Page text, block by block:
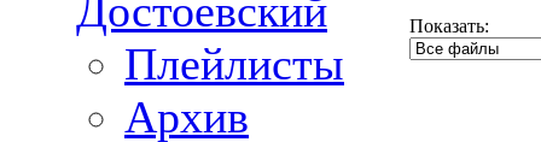
Достоевский
Плейлисты
Архив
Показать: